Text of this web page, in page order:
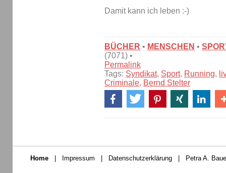
Damit kann ich leben :-)
BÜCHER • MENSCHEN •
(7071) •
Permalink
Tags: Syndikat, Sport, Running,
Criminale, Bernd Stelter
Home | Impressum | Datenschutzerklärung | Petra A.